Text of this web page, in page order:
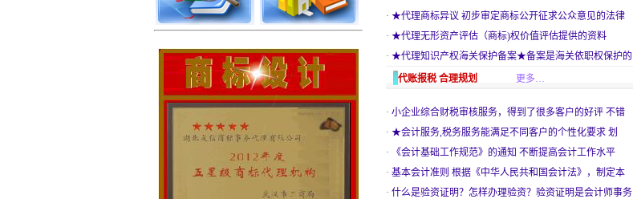
· ★代理商标异议 初步审定商标公开征求公众意见的法律
· ★代理无形资产评估（商标)权价值评估提供的资料
· ★代理知识产权海关保护备案★备案是海关依职权保护的
代账报税 合理规划
更多…
· 小企业综合财税审核服务，得到了很多客户的好评 不错
· ★会计服务,税务服务能满足不同客户的个性化要求 划
·
《会计基础工作规范》的通知 不断提高会计工作水平
· 基本会计准则 根据《中华人民共和国会计法》，制定本
· 什么是验资证明？怎样办理验资？验资证明是会计师事务